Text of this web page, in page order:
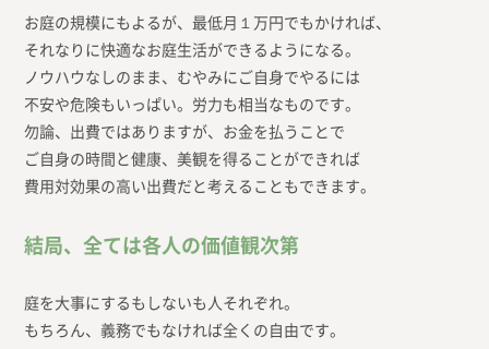
お庭の規模にもよるが、最低月１万円でもかければ、
それなりに快適なお庭生活ができるようになる。
ノウハウなしのまま、むやみにご自身でやるには
不安や危険もいっぱい。労力も相当なものです。
勿論、出費ではありますが、お金を払うことで
ご自身の時間と健康、美観を得ることができれば
費用対効果の高い出費だと考えることもできます。
結局、全ては各人の価値観次第
庭を大事にするもしないも人それぞれ。
もちろん、義務でもなければ全くの自由です。